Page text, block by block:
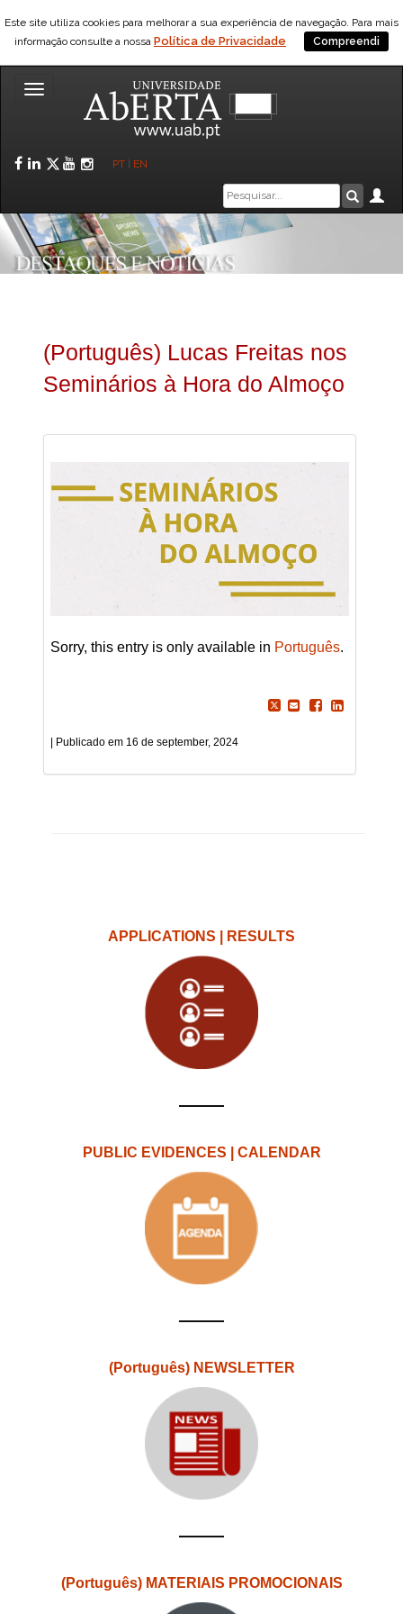
Este site utiliza cookies para melhorar a sua experiência de navegação. Para mais
informação consulte a nossa Política de Privacidade Compreendi
Toggle
Facebook
LinkedIn
Twitter
YouTube
Instagram
PT EN
Caixa
de
pesquisa
(Português) Lucas Freitas nos
Seminários à Hora do Almoço
Sorry, this entry is only available in Português.
16 de september, 2024
APPLICATIONS | RESULTS
PUBLIC EVIDENCES | CALENDAR
(Português) NEWSLETTER
(Português) MATERIAIS PROMOCIONAIS